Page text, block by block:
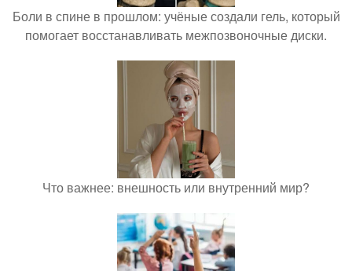
Боли в спине в прошлом: учёные создали гель, который
помогает восстанавливать межпозвоночные диски.
Что важнее: внешность или внутренний мир?